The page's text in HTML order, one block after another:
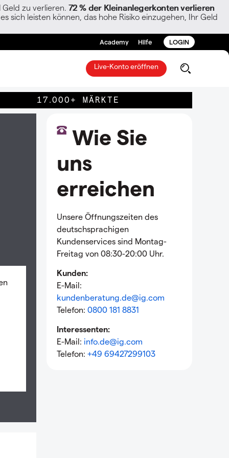
zu verlieren. 72 % der Kleinanlegerkonten verlieren
sich leisten können, das hohe Risiko einzugehen, Ihr Geld
Academy Hilfe LOGIN
Live-Konto eröffnen
17.000+ MÄRKTE
Wie Sie
uns
erreichen
Unsere Öffnungszeiten des
deutschsprachigen
Kundenservices sind Montag-
Freitag von 08:30-20:00 Uhr.
Kunden:
E-Mail:
kundenberatung.de@ig.com
Telefon: 0800 181 8831
Interessenten:
E-Mail: info.de@ig.com
Telefon: +49 69427299103